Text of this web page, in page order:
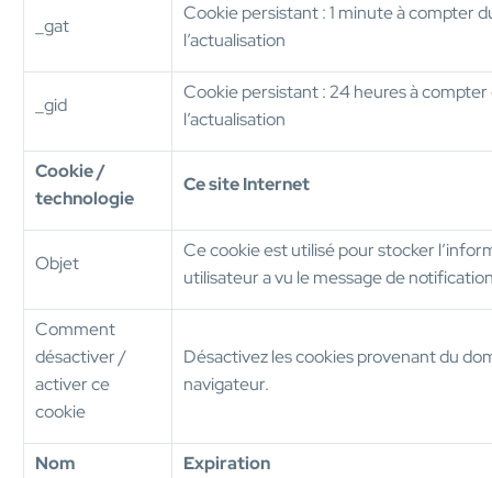
_gat
Cookie persistant : 1 minute à compter
l’actualisation
_gid
Cookie persistant : 24 heures à
l’actualisation
Cookie /
technologie
Ce site Internet
Objet
Ce cookie est utilisé pour stocker
utilisateur a vu le message de
Comment
désactiver /
activer ce
cookie
Désactivez les cookies provenant du
navigateur.
Nom Expiration